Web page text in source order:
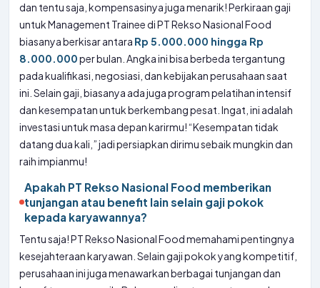
dan tentu saja, kompensasinya juga menarik! Perkiraan gaji
untuk Management Trainee di PT Rekso Nasional Food
biasanya berkisar antara Rp 5.000.000 hingga Rp
8.000.000per bulan. Angka ini bisa berbeda tergantung
pada kualifikasi, negosiasi, dan kebijakan perusahaan saat
ini. Selain gaji, biasanya ada juga program pelatihan intensif
dan kesempatan untuk berkembang pesat. Ingat, ini adalah
investasi untuk masa depan karirmu! “Kesempatan tidak
datang dua kali,” jadi persiapkan dirimu sebaik mungkin dan
raih impianmu!
Apakah PT Rekso Nasional Food memberikan
tunjangan atau benefit lain selain gaji pokok
kepada karyawannya?
Tentu saja! PT Rekso Nasional Food memahami pentingnya
kesejahteraan karyawan. Selain gaji pokok yang kompetitif,
perusahaan ini juga menawarkan berbagai tunjangan dan